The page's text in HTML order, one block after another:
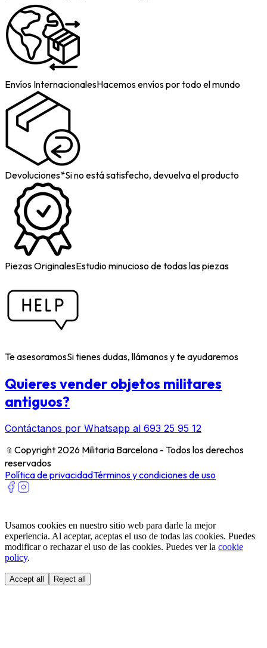
Envíos InternacionalesHacemos envíos por todo el mundo
Devoluciones*Si no está satisfecho, devuelva el producto
Piezas OriginalesEstudio minucioso de todas las piezas
Te asesoramosSi tienes dudas, llámanos y te ayudaremos
Quieres vender objetos militares
antiguos?
Contáctanos por Whatsapp al 693 25 95 12
﹫ Copyright 2026 Militaria Barcelona - Todos los derechos
reservados
Política de privacidadTérminos y condiciones de uso
Usamos cookies en nuestro sitio web para darle la mejor
experiencia. Al aceptar, aceptas el uso de todas las cookies. Puedes
modificar o rechazar el uso de las cookies. Puedes ver la cookie
policy.
Accept all Reject all